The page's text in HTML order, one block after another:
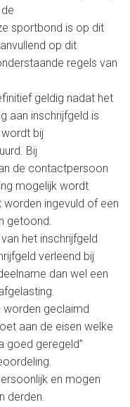
sportbond is op dit
op dit
regels van
geldig nadat het
aan inschrijfgeld is
bij
Bij
de contactpersoon
mogelijk wordt
ingevuld of een
getoond.
het inschrijfgeld
verleend bij
dan wel een
worden geclaimd
aan de eisen welke
goed geregeld”
en mogen
derden.